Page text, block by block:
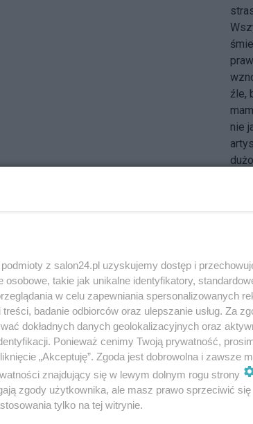
źle,
nie
no
źle,
nie
z salon24.pl uzyskujemy dostęp i
takie jak unikalne identyfikatory,
w celu zapewniania spersonalizowanych
badanie odbiorców oraz ulepszanie usług. Za
dokładnych danych geolokalizacyjnych oraz
Ponieważ cenimy Twoją prywatność,
„Akceptuję”. Zgoda jest dobrowolna i zawsze
znajdujący się w lewym dolnym rogu strony
zgody użytkownika, ale masz prawo sprzeciwić się
tylko na tej witrynie.